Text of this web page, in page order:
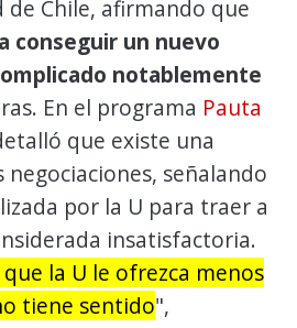
de Chile, afirmando que
conseguir un nuevo
notablemente
En el programa Pauta
que existe una
negociaciones, señalando
por la U para traer a
insatisfactoria.
la U le ofrezca menos
tiene sentido",